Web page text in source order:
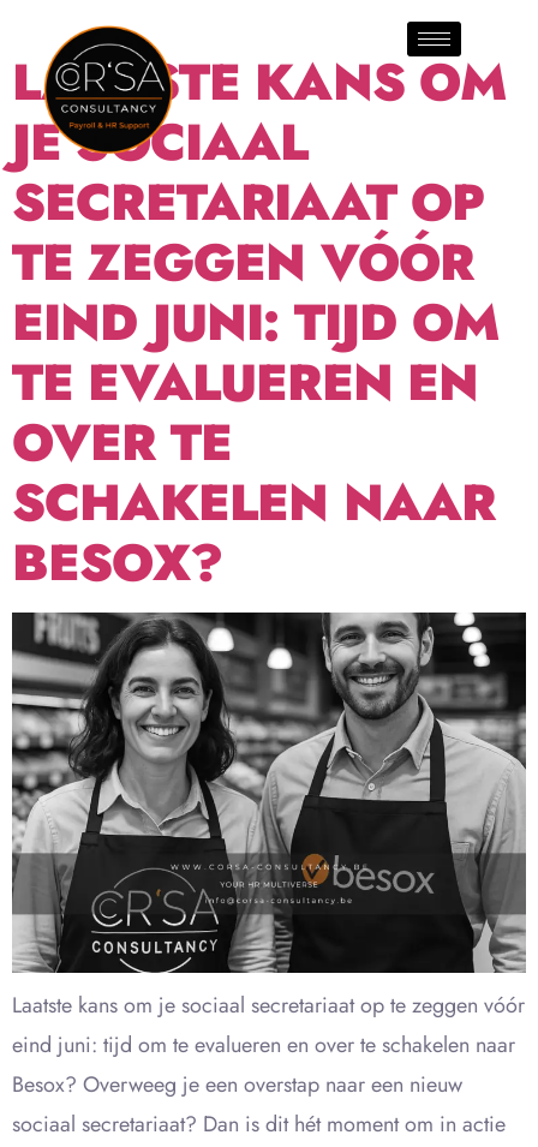
LAATSTE KANS OM
JE SOCIAAL
SECRETARIAAT OP
TE ZEGGEN VÓÓR
EIND JUNI: TIJD OM
TE EVALUEREN EN
OVER TE
SCHAKELEN NAAR
BESOX?
Laatste kans om je sociaal secretariaat op te zeggen vóór
eind juni: tijd om te evalueren en over te schakelen naar
Besox? Overweeg je een overstap naar een nieuw
sociaal secretariaat? Dan is dit hét moment om in actie